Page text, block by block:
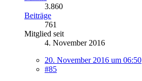
3.860
Beiträge
761
Mitglied seit
4. November 2016
20. November 2016 um 06:50
#85